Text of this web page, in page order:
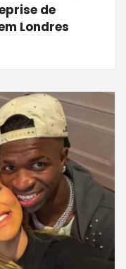
de
Londres